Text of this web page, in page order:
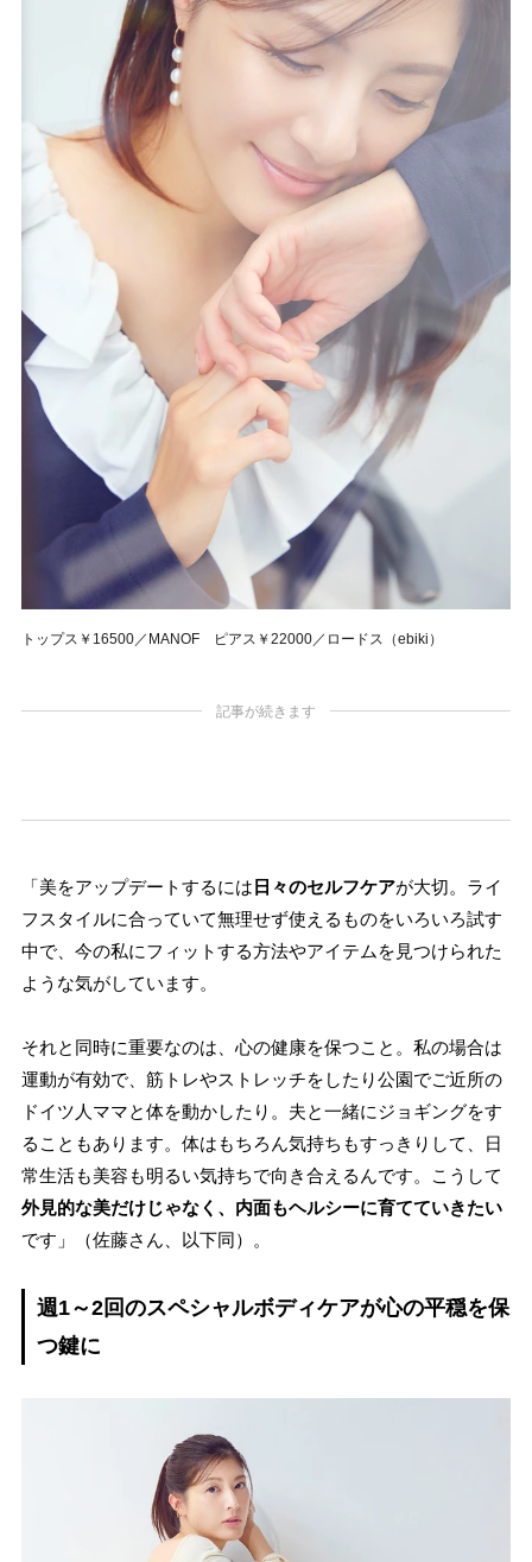
トップス￥16500／MANOF ピアス￥22000／ロードス（ebiki）
記事が続きます
「美をアップデートするには 日々のセルフケアが大切。ライ
フスタイルに合っていて無理せず使えるものをいろいろ試す
中で、今の私にフィットする方法やアイテムを見つけられた
ような気がしています。
それと同時に重要なのは、心の健康を保つこと。私の場合は
運動が有効で、筋トレやストレッチをしたり公園でご近所の
ドイツ人ママと体を動かしたり。夫と一緒にジョギングをす
ることもあります。体はもちろん気持ちもすっきりして、日
常生活も美容も明るい気持ちで向き合えるんです。こうして
外見的な美だけじゃなく、内面もヘルシーに育てていきたい
です」（佐藤さん、以下同）。
週1～2回のスペシャルボディケアが心の平穏を保
つ鍵に